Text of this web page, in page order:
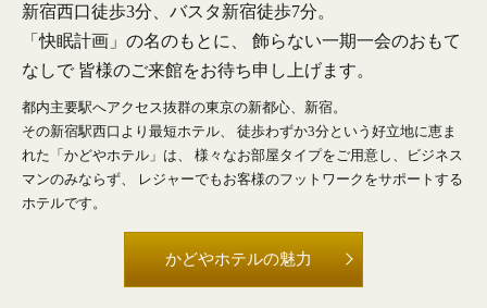
新宿西口徒歩3分、バスタ新宿徒歩7分。
「快眠計画」の名のもとに、
飾らない一期一会のおもて
なしで 皆様のご来館をお待ち申し上げます。
都内主要駅へアクセス抜群の東京の新都心、新宿。
その新宿駅西口より最短ホテル、
徒歩わずか3分という好立地に恵ま
れた「かどやホテル」は、
様々なお部屋タイプをご用意し、ビジネス
マンのみならず、
レジャーでもお客様のフットワークをサポートする
ホテルです。
かどやホテルの魅力